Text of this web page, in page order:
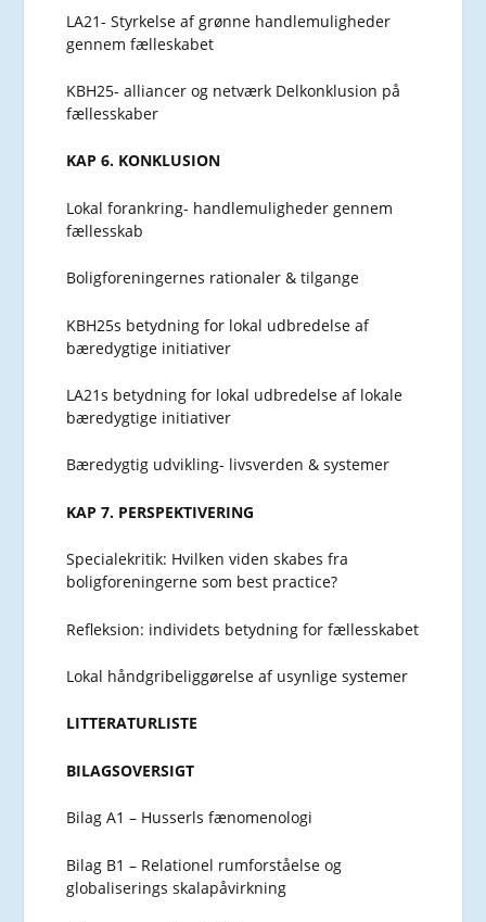
LA21- Styrkelse af grønne handlemuligheder
gennem fælleskabet
KBH25- alliancer og netværk Delkonklusion på
fællesskaber
KAP 6. KONKLUSION
Lokal forankring- handlemuligheder gennem
fællesskab
Boligforeningernes rationaler & tilgange
KBH25s betydning for lokal udbredelse af
bæredygtige initiativer
LA21s betydning for lokal udbredelse af lokale
bæredygtige initiativer
Bæredygtig udvikling- livsverden & systemer
KAP 7. PERSPEKTIVERING
Specialekritik: Hvilken viden skabes fra
boligforeningerne som best practice?
Refleksion: individets betydning for fællesskabet
Lokal håndgribeliggørelse af usynlige systemer
LITTERATURLISTE
BILAGSOVERSIGT
Bilag A1 – Husserls fænomenologi
Bilag B1 – Relationel rumforståelse og
globaliserings skalapåvirkning